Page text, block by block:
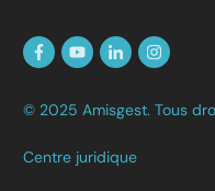
© 2025 Amisgest. Tous
Centre juridique